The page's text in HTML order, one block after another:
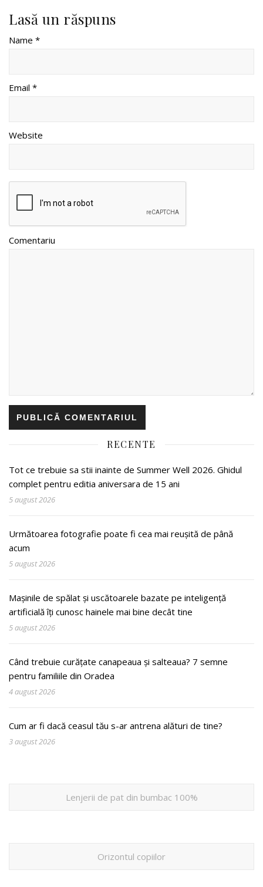
Lasă un răspuns
Name *
Email *
Website
Comentariu
RECENTE
Tot ce trebuie sa stii inainte de Summer Well 2026. Ghidul
complet pentru editia aniversara de 15 ani
5 august 2026
Următoarea fotografie poate fi cea mai reușită de până
acum
5 august 2026
Mașinile de spălat și uscătoarele bazate pe inteligență
artificială îți cunosc hainele mai bine decât tine
5 august 2026
Când trebuie curățate canapeaua și salteaua? 7 semne
pentru familiile din Oradea
4 august 2026
Cum ar fi dacă ceasul tău s-ar antrena alături de tine?
3 august 2026
Lenjerii de pat din bumbac 100%
Orizontul copiilor